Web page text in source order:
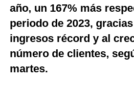
España
Internacional
Tecnología
Club del Suscriptor
año, un 167% más
periodo de 2023,
ingresos récord y al
número de clientes,
martes.